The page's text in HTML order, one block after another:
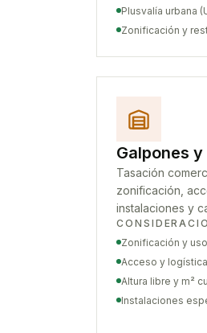
Plusvalía urbana
Zonificación y
Galpones
Tasación
zonificación,
instalaciones y
Zonificación y
Acceso y logística
Altura libre y m²
Instalaciones